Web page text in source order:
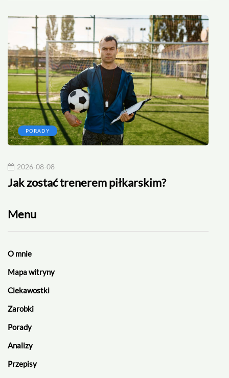
PORADY
2026-08-08
Jak zostać trenerem piłkarskim?
Menu
O mnie
Mapa witryny
Ciekawostki
Zarobki
Porady
Analizy
Przepisy